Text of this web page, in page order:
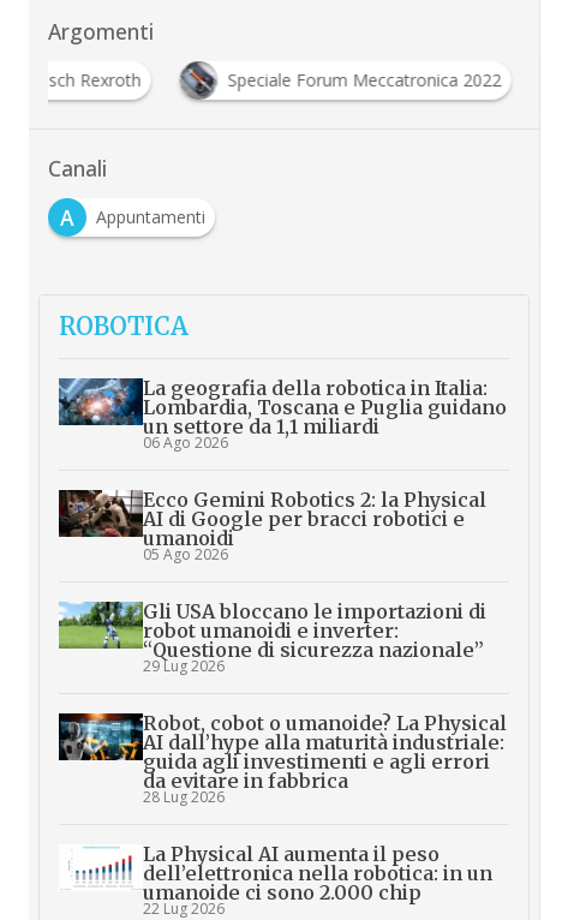
Argomenti
Bosch Rexroth Speciale Forum Meccatronica 2022
Canali
A
Appuntamenti
ROBOTICA
La geografia della robotica in Italia:
Lombardia, Toscana e Puglia guidano
un settore da 1,1 miliardi
06 Ago 2026
Ecco Gemini Robotics 2: la Physical
AI di Google per bracci robotici e
umanoidi
05 Ago 2026
Gli USA bloccano le importazioni di
robot umanoidi e inverter:
“Questione di sicurezza nazionale”
29 Lug 2026
Robot, cobot o umanoide? La Physical
AI dall’hype alla maturità industriale:
guida agli investimenti e agli errori
da evitare in fabbrica
28 Lug 2026
La Physical AI aumenta il peso
dell’elettronica nella robotica: in un
umanoide ci sono 2.000 chip
22 Lug 2026